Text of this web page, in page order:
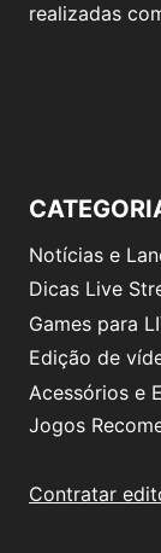
realizadas
Notícias e
Dicas Live
Games para
Edição de
Acessórios e
Jogos
Contratar